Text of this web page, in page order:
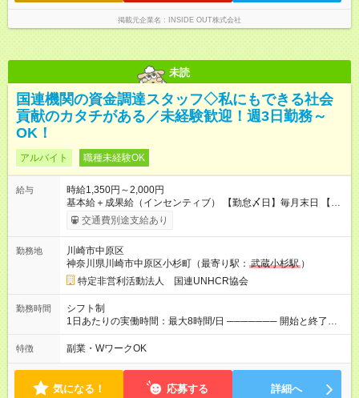
掲載元企業名 INSIDE OUT株式会社
未読
国連機関の資金調達スタッフ◇私にもできる社会
貢献のカタチがある／未経験歓迎！週3日勤務～
OK！
アルバイト 職種未経験OK
給与
時給1,350円～2,000円
基本給＋成果給（インセンティブ） 【勤怠〆日】毎月末日 【給
与支払】翌月15日 下記はモデルの月収例です。詳細は面接でご
案内します。 ────── モデル月収 ────── 【週3日／月12日
万(時給1400円～) 【週4日／月16日勤務の場合】 1年目:月収
20.5万(時給1350円～) 2年目:月収25.6万(時給1400円～) 【週5日
／月22日勤務の場合】 1年目:月収28.1万(時給1350円～) 2年目:
月収35.0万(時給1400円～) ※上記は1日8時間換算、成果給を加
算した目安金額です ◇時間外手当 ◇通勤手当 ◇健康管理補助 ◇
インフルエンザ予防接種補助 ◇成果給（個人業績／月毎）​ ◇チ
次昇給制度 ◇昇格制度 【試用期間】試用期間あり 試用期間の長
さ：1ヶ月 雇用形態、給与は本採用時と同じです。 初回は1か月
契約でトライアル期間（給与・待遇に差異なし）
交通費別途支給あり
勤務地
川崎市中原区
神奈川県川崎市中原区小杉町（最寄り駅： 武蔵小杉駅 ）
特定非営利活動法人 国連UNHCR協会
勤務時間
シフト制
1日あたりの実働時間：最大8時間/日 ─────── 開始と終了時
間 ─────── 8:00～21:00の中でシフト制 ※実働8時間（休憩
60分） ※活動場所により開始・終了時間は変動 ─────── 選
や月水金日、火水金土日など フルタイムで取り組みたい方も、
Ｗワーク希望の方も歓迎◎
特徴 副業・WワークOK
気になる！ 応募する 詳細へ